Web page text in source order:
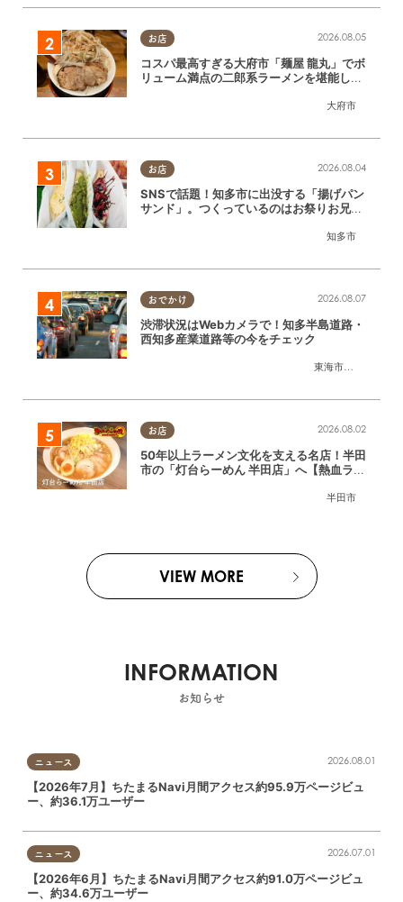
お店
大府市
2026.08.05
コスパ最高すぎる大府市「麺屋 龍丸」でボ
リューム満点の二郎系ラーメンを堪能して
お店
知多市
2026.08.04
SNSで話題！知多市に出没する「揚げパン
サンド」。つくっているのはお祭りお兄さ
おでかけ
東海市
,大府市
2026.08.07
渋滞状況はWebカメラで！知多半島道路・
西知多産業道路等の今をチェック
お店
半田市
2026.08.02
50年以上ラーメン文化を支える名店！半田
市の「灯台らーめん 半田店」へ【熱血ラー
VIEW MORE
INFORMATION
お知らせ
ニュース 2026.08.01
【2026年7月】ちたまるNavi月間アクセス約95.9万ページビュ
ー、約36.1万ユーザー
ニュース 2026.07.01
【2026年6月】ちたまるNavi月間アクセス約91.0万ページビュ
ー、約34.6万ユーザー